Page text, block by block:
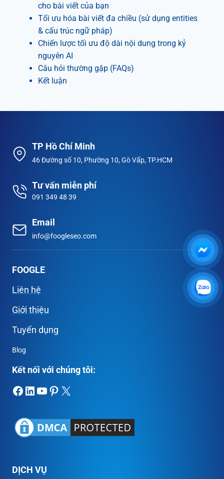
cho bài viết của bạn
Tối ưu hóa bài viết đa chiều (sử dụng entities
& cấu trúc ngữ pháp)
Chiến lược tối ưu độ dài nội dung trong kỷ
nguyên AI
Câu hỏi thường gặp (FAQs)
Kết luận
TP Hồ Chí Minh
46 Đường số 10, Phường 10, Gò Vấp, TP.HCM
Tư vấn miễn phí
091 349 48 39
Email
info@foogleseo.com
FOOGLE
Liên hệ
Giới thiệu
Tuyển dụng
Blog
Kết nối với chúng tôi:
Facebook
LinkedIn
Youtube
Pinterest
X
DỊCH VỤ